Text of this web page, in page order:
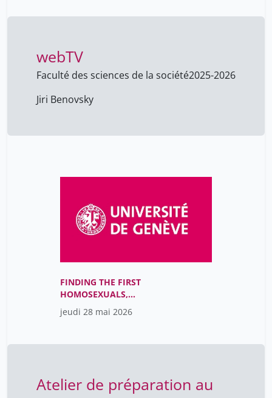
webTV
Faculté des sciences de la société2025-2026
Jiri Benovsky
FINDING THE FIRST
HOMOSEXUALS,
Conférence de Jonathan
David Katz, 19.05.2026
jeudi 28 mai 2026
Atelier de préparation au